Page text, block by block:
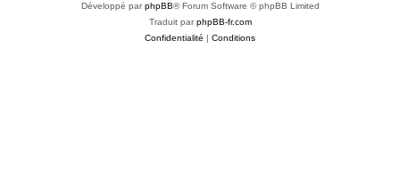
Développé parphpBB® Forum Software © phpBB Limited
Traduit parphpBB-fr.com
Confidentialité | Conditions